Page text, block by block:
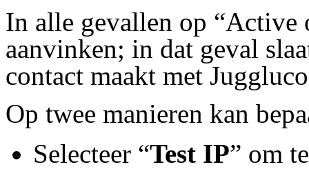
In alle gevallen op “Active
aanvinken; in dat geval
contact maakt met
Op twee manieren kan
Selecteer “Test IP” om